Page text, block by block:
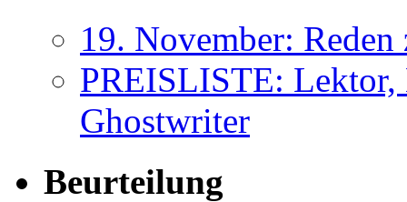
19. November:
PREISLISTE: Lektor,
Ghostwriter
Beurteilung